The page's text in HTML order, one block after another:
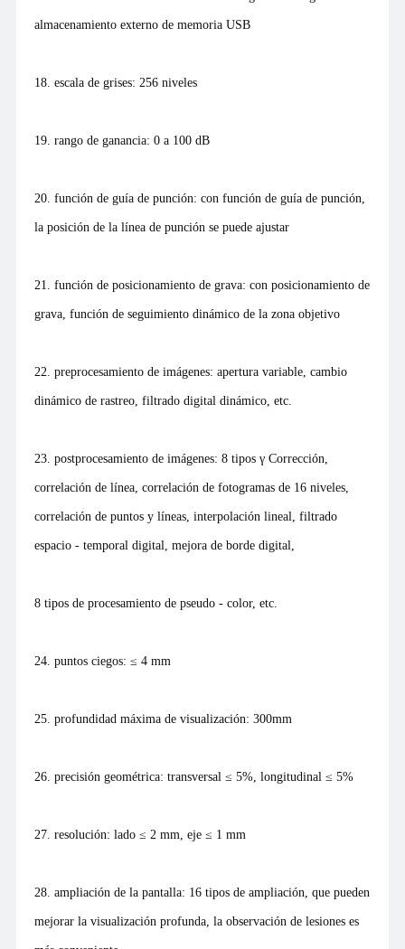
almacenamiento externo de memoria USB
18. escala de grises: 256 niveles
19. rango de ganancia: 0 a 100 dB
20. función de guía de punción: con función de guía de punción,
la posición de la línea de punción se puede ajustar
21. función de posicionamiento de grava: con posicionamiento de
grava, función de seguimiento dinámico de la zona objetivo
22. preprocesamiento de imágenes: apertura variable, cambio
dinámico de rastreo, filtrado digital dinámico, etc.
23. postprocesamiento de imágenes: 8 tipos γ Corrección,
correlación de línea, correlación de fotogramas de 16 niveles,
correlación de puntos y líneas, interpolación lineal, filtrado
espacio - temporal digital, mejora de borde digital,
8 tipos de procesamiento de pseudo - color, etc.
24. puntos ciegos: ≤ 4 mm
25. profundidad máxima de visualización: 300mm
26. precisión geométrica: transversal ≤ 5%, longitudinal ≤ 5%
27. resolución: lado ≤ 2 mm, eje ≤ 1 mm
28. ampliación de la pantalla: 16 tipos de ampliación, que pueden
mejorar la visualización profunda, la observación de lesiones es